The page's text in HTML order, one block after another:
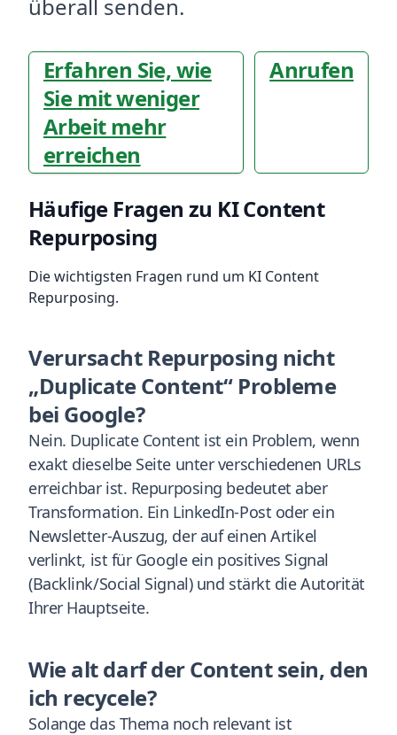
überall senden.
Erfahren Sie, wie
Sie mit weniger
Arbeit mehr
erreichen
Anrufen
Häufige Fragen zu KI Content
Repurposing
Die wichtigsten Fragen rund um KI Content
Repurposing.
Verursacht Repurposing nicht
„Duplicate Content“ Probleme
bei Google?
Nein. Duplicate Content ist ein Problem, wenn
exakt dieselbe Seite unter verschiedenen URLs
erreichbar ist. Repurposing bedeutet aber
Transformation. Ein LinkedIn-Post oder ein
Newsletter-Auszug, der auf einen Artikel
verlinkt, ist für Google ein positives Signal
(Backlink/Social Signal) und stärkt die Autorität
Ihrer Hauptseite.
Wie alt darf der Content sein, den
ich recycele?
Solange das Thema noch relevant ist